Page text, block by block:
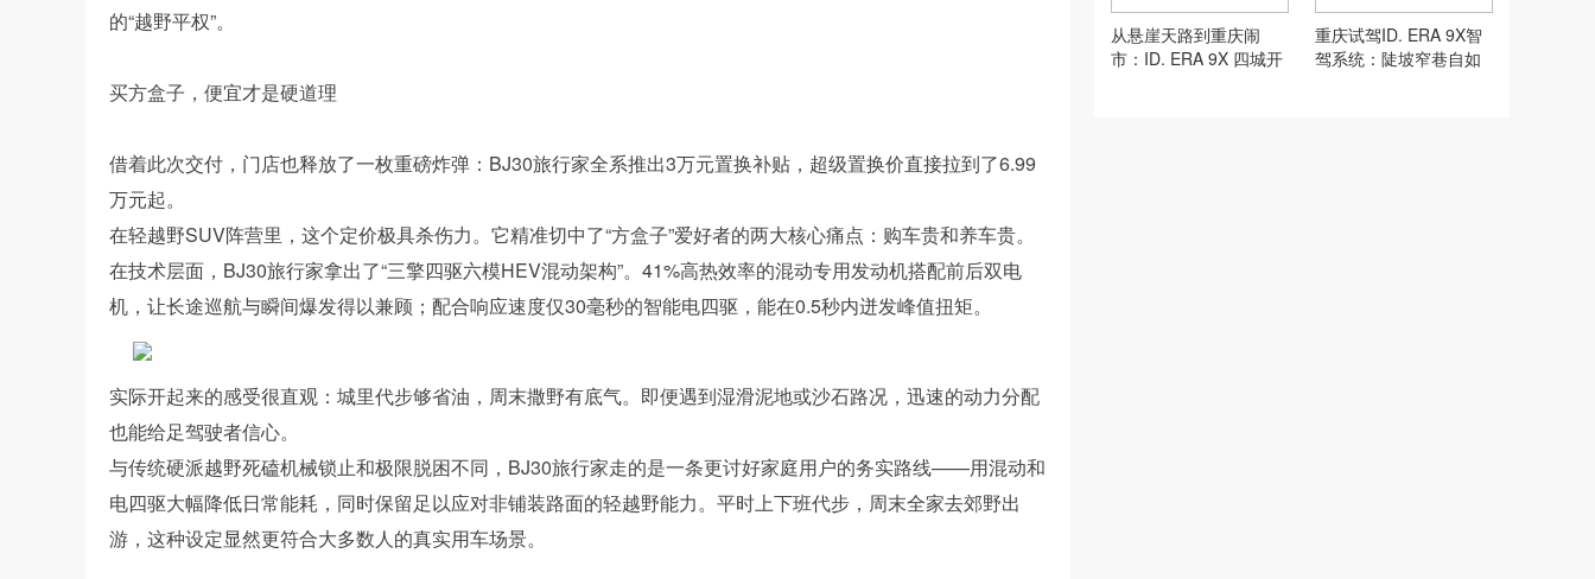
的“越野平权”。
买方盒子，便宜才是硬道理
借着此次交付，门店也释放了一枚重磅炸弹：BJ30旅行家全系推出3万元置换补贴，超级置换价直接拉到了6.99
万元起。
在轻越野SUV阵营里，这个定价极具杀伤力。它精准切中了“方盒子”爱好者的两大核心痛点：购车贵和养车贵。
在技术层面，BJ30旅行家拿出了“三擎四驱六模HEV混动架构”。41%高热效率的混动专用发动机搭配前后双电
机，让长途巡航与瞬间爆发得以兼顾；配合响应速度仅30毫秒的智能电四驱，能在0.5秒内迸发峰值扭矩。
实际开起来的感受很直观：城里代步够省油，周末撒野有底气。即便遇到湿滑泥地或沙石路况，迅速的动力分配
也能给足驾驶者信心。
与传统硬派越野死磕机械锁止和极限脱困不同，BJ30旅行家走的是一条更讨好家庭用户的务实路线——用混动和
电四驱大幅降低日常能耗，同时保留足以应对非铺装路面的轻越野能力。平时上下班代步，周末全家去郊野出
游，这种设定显然更符合大多数人的真实用车场景。
从悬崖天路到重庆闹
市：ID. ERA 9X 四城开
重庆试驾ID. ERA 9X智
驾系统：陡坡窄巷自如